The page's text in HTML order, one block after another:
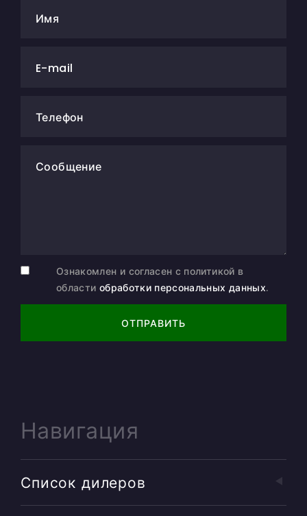
Имя
E-mail
Телефон
Сообщение
Ознакомлен и согласен с политикой в
области обработки персональных данных.
ОТПРАВИТЬ
Навигация
Список дилеров